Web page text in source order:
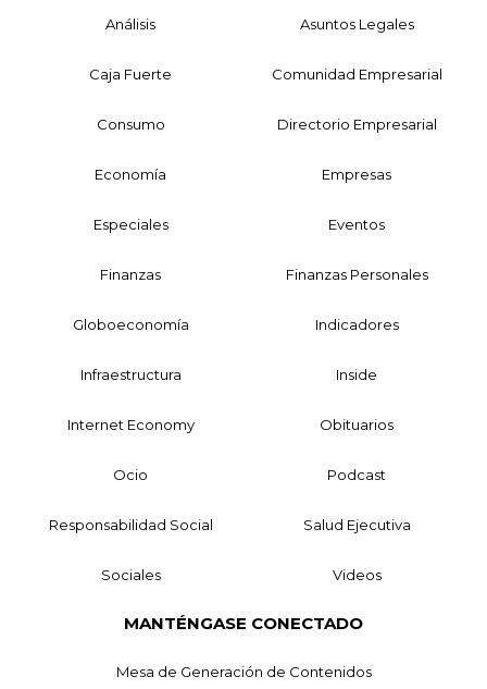
Análisis Asuntos Legales
Caja Fuerte Comunidad Empresarial
Consumo Directorio Empresarial
Economía Empresas
Especiales Eventos
Finanzas Finanzas Personales
Globoeconomía Indicadores
Infraestructura Inside
Internet Economy Obituarios
Ocio Podcast
Responsabilidad Social Salud Ejecutiva
Sociales Videos
MANTÉNGASE CONECTADO
Mesa de Generación de Contenidos